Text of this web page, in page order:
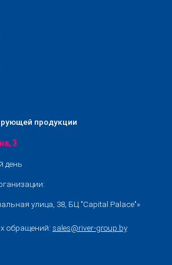
продукции
3
день
улица, 38, БЦ "Capital Palace"»
обращений: sales@river-group.by